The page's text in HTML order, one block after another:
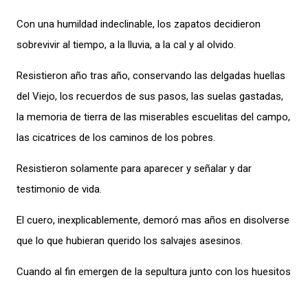
Con una humildad indeclinable, los zapatos decidieron
sobrevivir al tiempo, a la lluvia, a la cal y al olvido.
Resistieron año tras año, conservando las delgadas huellas
del Viejo, los recuerdos de sus pasos, las suelas gastadas,
la memoria de tierra de las miserables escuelitas del campo,
las cicatrices de los caminos de los pobres.
Resistieron solamente para aparecer y señalar y dar
testimonio de vida.
El cuero, inexplicablemente, demoró mas años en disolverse
que lo que hubieran querido los salvajes asesinos.
Cuando al fin emergen de la sepultura junto con los huesitos